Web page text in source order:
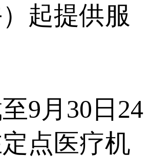
起提供服
月30日24
点医疗机